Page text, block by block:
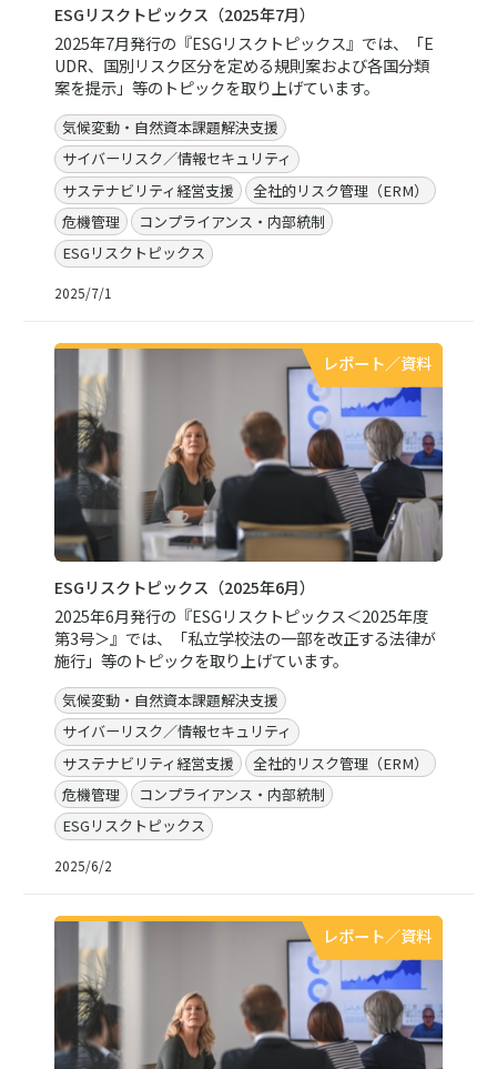
ESGリスクトピックス（2025年7月）
2025年7月発行の『ESGリスクトピックス』では、「E
UDR、国別リスク区分を定める規則案および各国分類
案を提示」等のトピックを取り上げています。
気候変動・自然資本課題解決支援
サイバーリスク／情報セキュリティ
サステナビリティ経営支援
全社的リスク管理（ERM）
危機管理
コンプライアンス・内部統制
ESGリスクトピックス
2025/7/1
レポート／資料
ESGリスクトピックス（2025年6月）
2025年6月発行の『ESGリスクトピックス＜2025年度
第3号＞』では、「私立学校法の一部を改正する法律が
施行」等のトピックを取り上げています。
気候変動・自然資本課題解決支援
サイバーリスク／情報セキュリティ
サステナビリティ経営支援
全社的リスク管理（ERM）
危機管理
コンプライアンス・内部統制
ESGリスクトピックス
2025/6/2
レポート／資料